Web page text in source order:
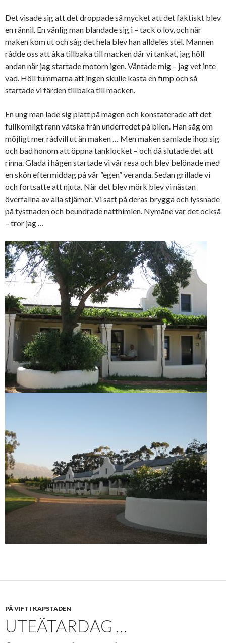
Det visade sig att det droppade så mycket att det faktiskt blev
en rännil. En vänlig man blandade sig i – tack o lov, och när
maken kom ut och såg det hela blev han alldeles stel. Mannen
rådde oss att åka tillbaka till macken där vi tankat, jag höll
andan när jag startade motorn igen. Väntade mig – jag vet inte
vad. Höll tummarna att ingen skulle kasta en fimp och så
startade vi färden tillbaka till macken.
En ung man lade sig platt på magen och konstaterade att det
fullkomligt rann vätska från underredet på bilen. Han såg om
möjligt mer rådvill ut än maken … Men maken samlade ihop sig
och bad honom att öppna tanklocket – och då slutade det att
rinna. Glada i hågen startade vi vår resa och blev belönade med
en skön eftermiddag på vår ”egen” veranda. Sedan grillade vi
och fortsatte att njuta. När det blev mörk blev vi nästan
överfallna av alla stjärnor. Vi satt på deras brygga och lyssnade
på tystnaden och beundrade natthimlen. Nymåne var det också
– tror jag …
PÅ VIFT I KAPSTADEN
UTEÄTARDAG …